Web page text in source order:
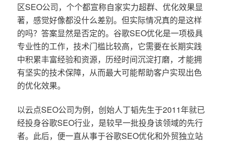
区SEO公司，个个都宣称自家实力超群、优化效果显
著，感觉好像都没什么差别。但实际情况真的是这样
的吗？答案显然是否定的。谷歌SEO优化是一项极具
专业性的工作，技术门槛比较高，它需要在长期实践
中积累丰富经验和资源，历经时间沉淀打磨，才能拥
有坚实的技术保障，从而最大可能帮助客户实现出色
的优化效果。
以云点SEO公司为例，创始人丁韬先生于2011年就已
经投身谷歌SEO行业，是较早一批投身该领域的先行
者。此后，便一直从事于谷歌SEO优化和外贸独立站